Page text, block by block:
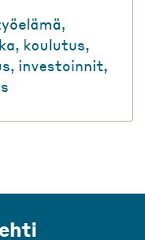
,
, koulutus,
, investoinnit,